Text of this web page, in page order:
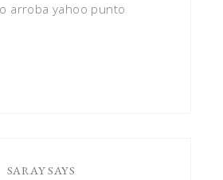
arroba yahoo punto
SARAYSAYS